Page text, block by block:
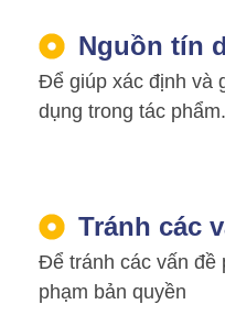
Nguồn tín
Để giúp xác định và
dụng trong tác phẩm.
Tránh các
Để tránh các vấn đề
phạm bản quyền